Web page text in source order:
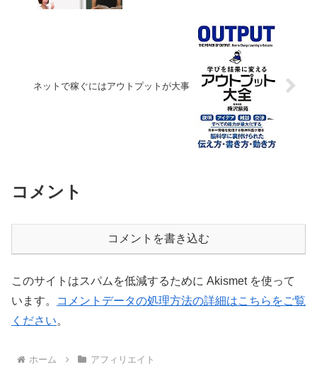
ネットで稼ぐにはアウトプットが大事
コメント
コメントを書き込む
このサイトはスパムを低減するために Akismet を使って
います。
コメントデータの処理方法の詳細はこちらをご覧
ください。
ホーム アフィリエイト